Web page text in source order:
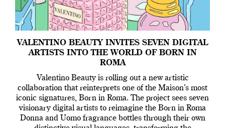
VALENTINO BEAUTY INVITES SEVEN DIGITAL
ARTISTS INTO THE WORLD OF BORN IN
ROMA
Valentino Beauty is rolling out a new artistic
collaboration that reinterprets one of the Maison’s most
iconic signatures, Born in Roma. The project sees seven
visionary digital artists to reimagine the Born in Roma
Donna and Uomo fragrance bottles through their own